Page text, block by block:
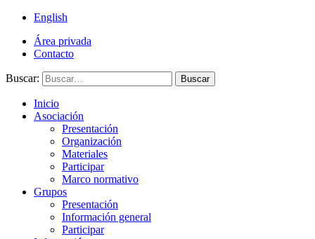
English
Área privada
Contacto
Buscar: Buscar
Inicio
Asociación
Presentación
Organización
Materiales
Participar
Marco normativo
Grupos
Presentación
Información general
Participar